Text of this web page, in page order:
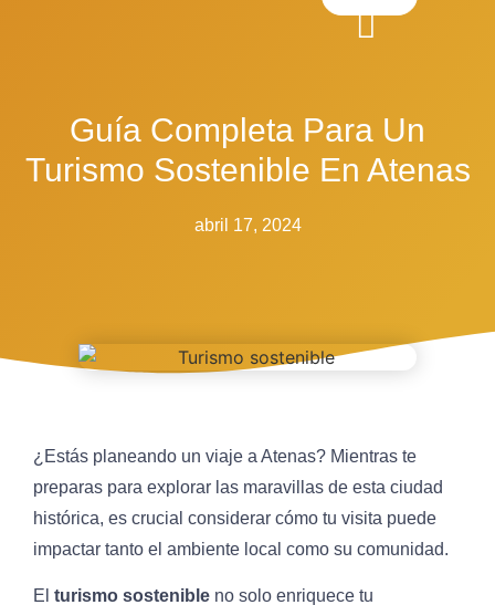
Guía Completa Para Un
Turismo Sostenible En Atenas
abril 17, 2024
¿Estás planeando un viaje a Atenas? Mientras te
preparas para explorar las maravillas de esta ciudad
histórica, es crucial considerar cómo tu visita puede
impactar tanto el ambiente local como su comunidad.
El turismo sostenible no solo enriquece tu